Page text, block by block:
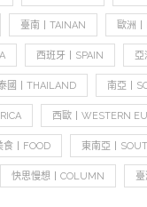
臺南丨TAINAN 歐洲
西班牙丨SPAIN 亞
國丨THAILAND 南亞丨
西歐丨WESTERN
食丨FOOD 東南亞丨
快思慢想丨COLUMN